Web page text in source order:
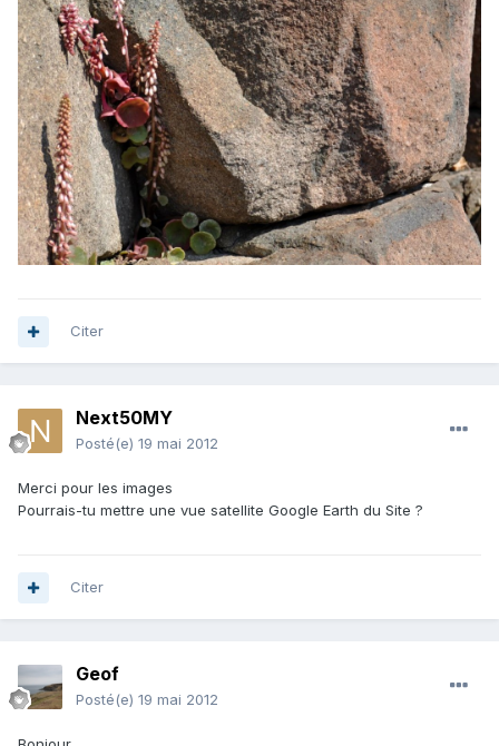
Citer
Next50MY
Posté(e) 19 mai 2012
Merci pour les images
Pourrais-tu mettre une vue satellite Google Earth du Site ?
Citer
Geof
Posté(e) 19 mai 2012